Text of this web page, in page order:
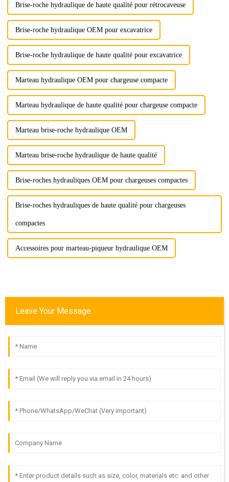
Brise-roche hydraulique de haute qualité pour rétrocaveuse
Brise-roche hydraulique OEM pour excavatrice
Brise-roche hydraulique de haute qualité pour excavatrice
Marteau hydraulique OEM pour chargeuse compacte
Marteau hydraulique de haute qualité pour chargeuse compacte
Marteau brise-roche hydraulique OEM
Marteau brise-roche hydraulique de haute qualité
Brise-roches hydrauliques OEM pour chargeuses compactes
Brise-roches hydrauliques de haute qualité pour chargeuses
compactes
Accessoires pour marteau-piqueur hydraulique OEM
Leave Your Message